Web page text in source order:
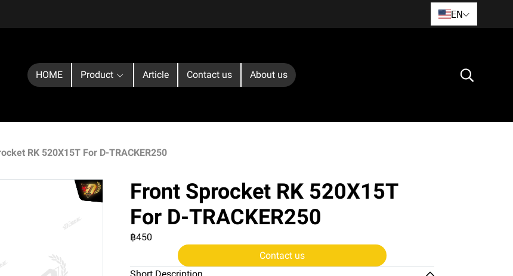
EN
HOME Product Article Contact us About us
RK 520X15T For D-TRACKER250
Front Sprocket RK 520X15T
For D-TRACKER250
฿450
Contact us